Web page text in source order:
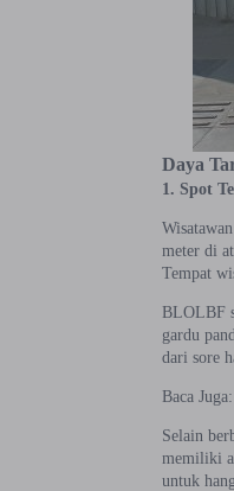
Daya
1. Spot
meter di
Tempat
BLOLBF
gardu
dari sore
Baca
Selain
memiliki
untuk